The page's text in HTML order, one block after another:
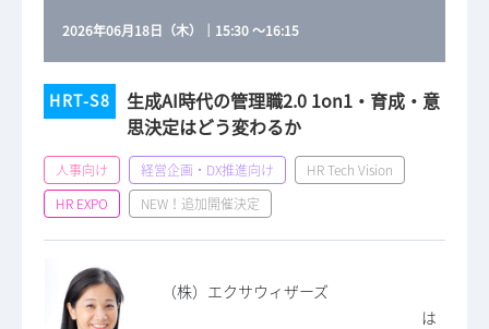
2026年06月18日（木） ｜ 15:30～16:15
HRT-S8
生成AI時代の管理職2.0 1on1・育成・意
思決定はどう変わるか
人事向け 経営企画・DX推進向け
HR Tech Vision
HR EXPO
NEW！追加開催決定
（株）エクサウィザーズ
は